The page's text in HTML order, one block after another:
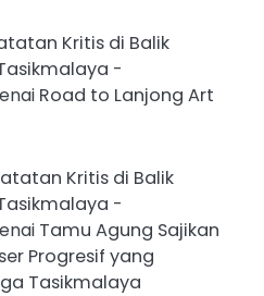
Kritis di Balik
-
Road to Lanjong Art
Kritis di Balik
-
Tamu Agung Sajikan
Progresif yang
Tasikmalaya